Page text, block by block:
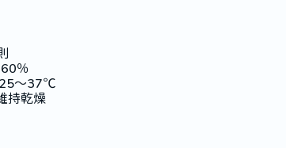
％
25～37℃
持乾燥